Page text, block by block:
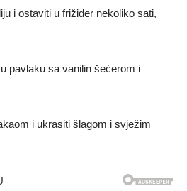
i ostaviti u frižider nekoliko sati,
pavlaku sa vanilin šećerom i
i ukrasiti šlagom i svježim